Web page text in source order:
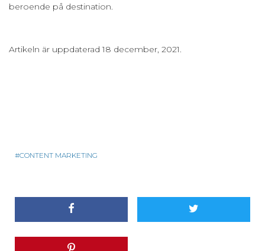
beroende på destination.
Artikeln är uppdaterad 18 december, 2021.
CONTENT MARKETING